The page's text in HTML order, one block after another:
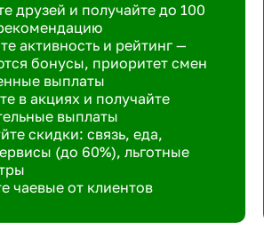
друзей и получайте до 100
активность и рейтинг —
бонусы, приоритет смен
выплаты
в акциях и получайте
выплаты
скидки: связь, еда,
(до 60%), льготные
чаевые от клиентов